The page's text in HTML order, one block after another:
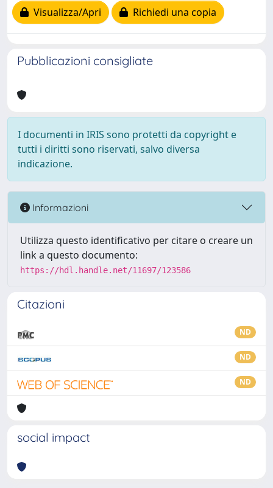
Visualizza/Apri
Richiedi una copia
Pubblicazioni consigliate
I documenti in IRIS sono protetti da copyright e
tutti i diritti sono riservati, salvo diversa
indicazione.
Informazioni
Utilizza questo identificativo per citare o creare un
link a questo documento:
https://hdl.handle.net/11697/123586
Citazioni
ND
ND
ND
social impact